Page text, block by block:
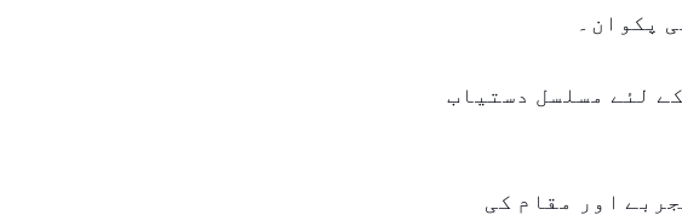
لئے مسلسل دستیاب
جو تجربے اور مقام کی